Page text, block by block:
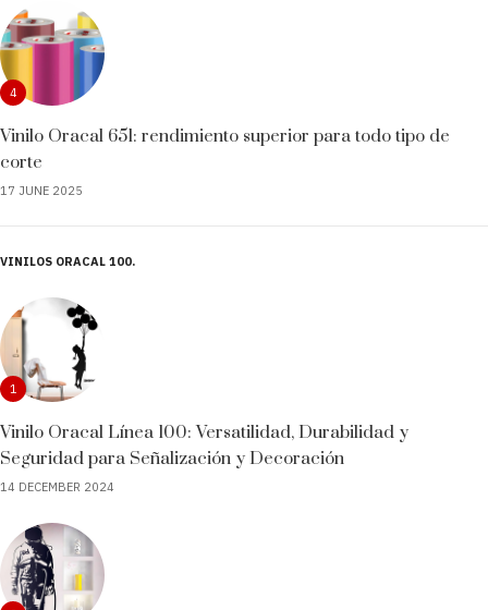
4
Vinilo Oracal 651: rendimiento superior para todo tipo de
corte
17 JUNE 2025
VINILOS ORACAL 100
1
Vinilo Oracal Línea 100: Versatilidad, Durabilidad y
Seguridad para Señalización y Decoración
14 DECEMBER 2024